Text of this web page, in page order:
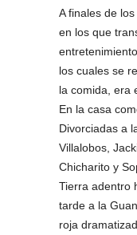
A finales de
en los que
los cuales se
la comida, era
En la casa
Divorciadas a
Villalobos,
Chicharito y
Tierra adentro
tarde a la
roja